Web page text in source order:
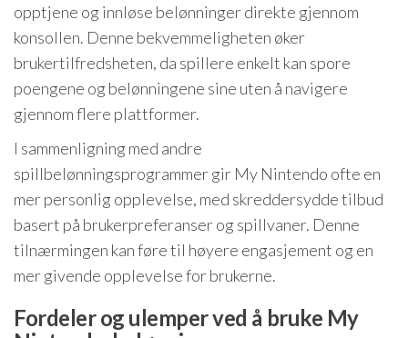
opptjene og innløse belønninger direkte gjennom
konsollen. Denne bekvemmeligheten øker
brukertilfredsheten, da spillere enkelt kan spore
poengene og belønningene sine uten å navigere
gjennom flere plattformer.
I sammenligning med andre
spillbelønningsprogrammer gir My Nintendo ofte en
mer personlig opplevelse, med skreddersydde tilbud
basert på brukerpreferanser og spillvaner. Denne
tilnærmingen kan føre til høyere engasjement og en
mer givende opplevelse for brukerne.
Fordeler og ulemper ved å bruke My